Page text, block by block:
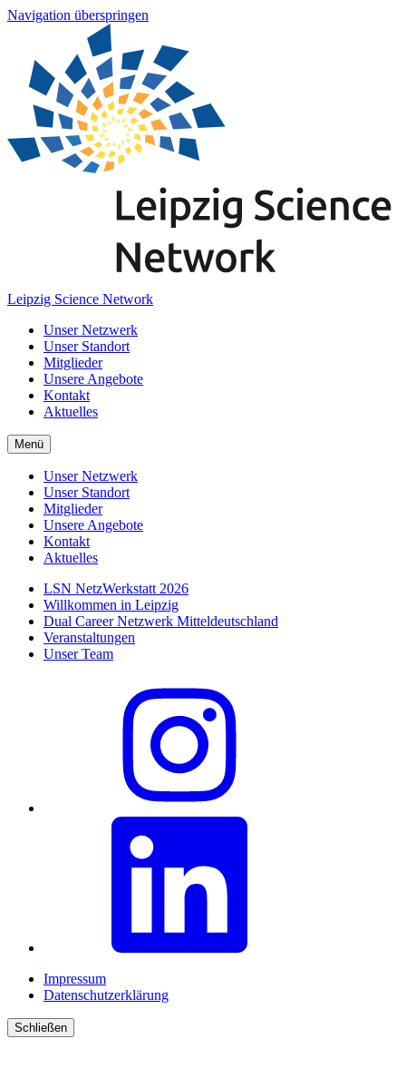
Navigation überspringen
Leipzig Science Network
Unser Netzwerk
Unser Standort
Mitglieder
Unsere Angebote
Kontakt
Aktuelles
Menü
Unser Netzwerk
Unser Standort
Mitglieder
Unsere Angebote
Kontakt
Aktuelles
LSN NetzWerkstatt 2026
Willkommen in Leipzig
Dual Career Netzwerk Mitteldeutschland
Veranstaltungen
Unser Team
Impressum
Datenschutzerklärung
Schließen